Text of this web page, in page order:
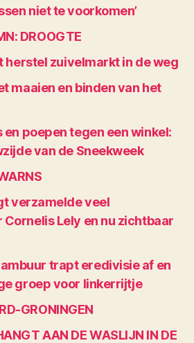
niet te voorkomen’
DROOGTE
herstel zuivelmarkt in de weg
maaien en binden van het
poepen tegen een winkel:
van de Sneekweek
verzamelde veel
Lely en nu zichtbaar
trapt eredivisie af en
groep voor linkerrijtje
GRONINGEN
AAN DE WASLIJN IN DE